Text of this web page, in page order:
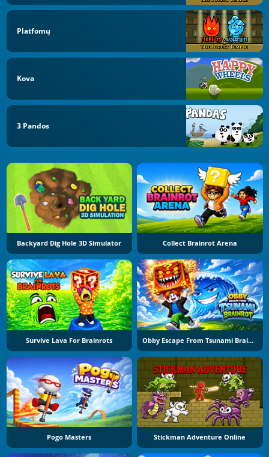
Platfomų
Kova
3 Pandos
Backyard Dig Hole 3D Simulator Collect Brainrot Arena
Survive Lava For Brainrots Obby Escape From Tsunami Brainrot
Pogo Masters Stickman Adventure Online